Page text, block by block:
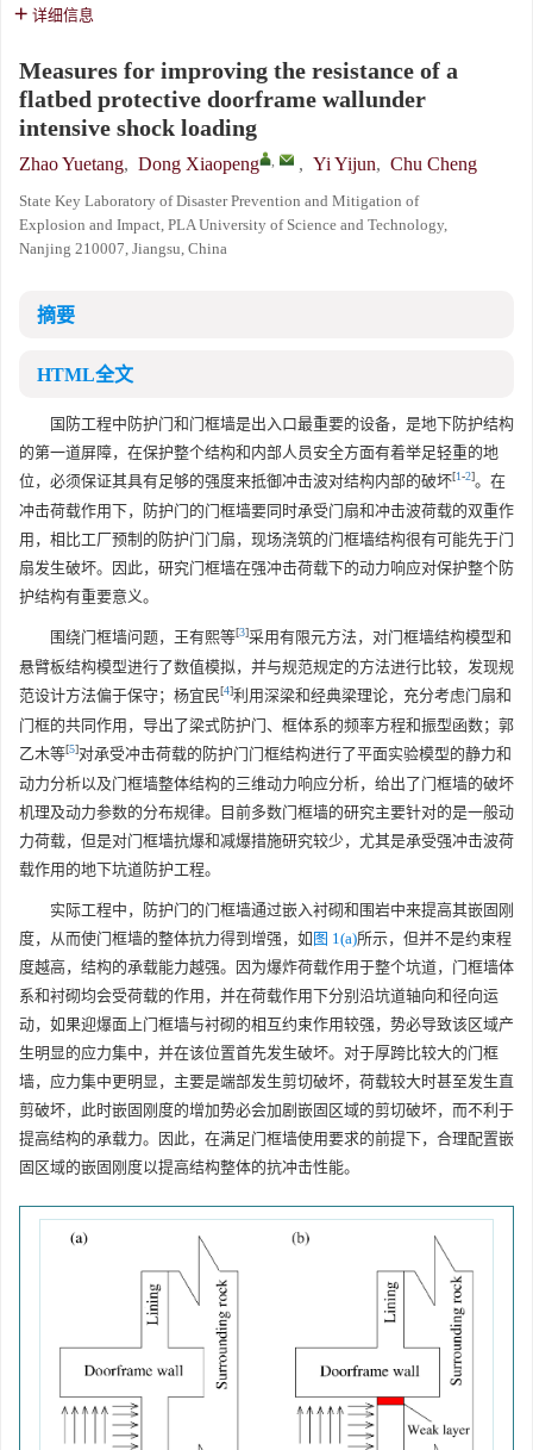
详细信息
Measures for improving the resistance of a
flatbed protective doorframe wallunder
intensive shock loading
Zhao Yuetang, Dong Xiaopeng , , Yi Yijun, Chu Cheng
State Key Laboratory of Disaster Prevention and Mitigation of
Explosion and Impact, PLA University of Science and Technology,
Nanjing 210007, Jiangsu, China
摘要
HTML全文
国防工程中防护门和门框墙是出入口最重要的设备，是地下防护结构
的第一道屏障，在保护整个结构和内部人员安全方面有着举足轻重的地
位，必须保证其具有足够的强度来抵御冲击波对结构内部的破坏[1-2]。在
冲击荷载作用下，防护门的门框墙要同时承受门扇和冲击波荷载的双重作
用，相比工厂预制的防护门门扇，现场浇筑的门框墙结构很有可能先于门
扇发生破坏。因此，研究门框墙在强冲击荷载下的动力响应对保护整个防
护结构有重要意义。
围绕门框墙问题，王有熙等[3]采用有限元方法，对门框墙结构模型和
悬臂板结构模型进行了数值模拟，并与规范规定的方法进行比较，发现规
范设计方法偏于保守；杨宜民[4]利用深梁和经典梁理论，充分考虑门扇和
门框的共同作用，导出了梁式防护门、框体系的频率方程和振型函数；郭
乙木等[5]对承受冲击荷载的防护门门框结构进行了平面实验模型的静力和
动力分析以及门框墙整体结构的三维动力响应分析，给出了门框墙的破坏
机理及动力参数的分布规律。目前多数门框墙的研究主要针对的是一般动
力荷载，但是对门框墙抗爆和减爆措施研究较少，尤其是承受强冲击波荷
载作用的地下坑道防护工程。
实际工程中，防护门的门框墙通过嵌入衬砌和围岩中来提高其嵌固刚
度，从而使门框墙的整体抗力得到增强，如 图 1(a)所示，但并不是约束程
度越高，结构的承载能力越强。因为爆炸荷载作用于整个坑道，门框墙体
系和衬砌均会受荷载的作用，并在荷载作用下分别沿坑道轴向和径向运
动，如果迎爆面上门框墙与衬砌的相互约束作用较强，势必导致该区域产
生明显的应力集中，并在该位置首先发生破坏。对于厚跨比较大的门框
墙，应力集中更明显，主要是端部发生剪切破坏，荷载较大时甚至发生直
剪破坏，此时嵌固刚度的增加势必会加剧嵌固区域的剪切破坏，而不利于
提高结构的承载力。因此，在满足门框墙使用要求的前提下，合理配置嵌
固区域的嵌固刚度以提高结构整体的抗冲击性能。